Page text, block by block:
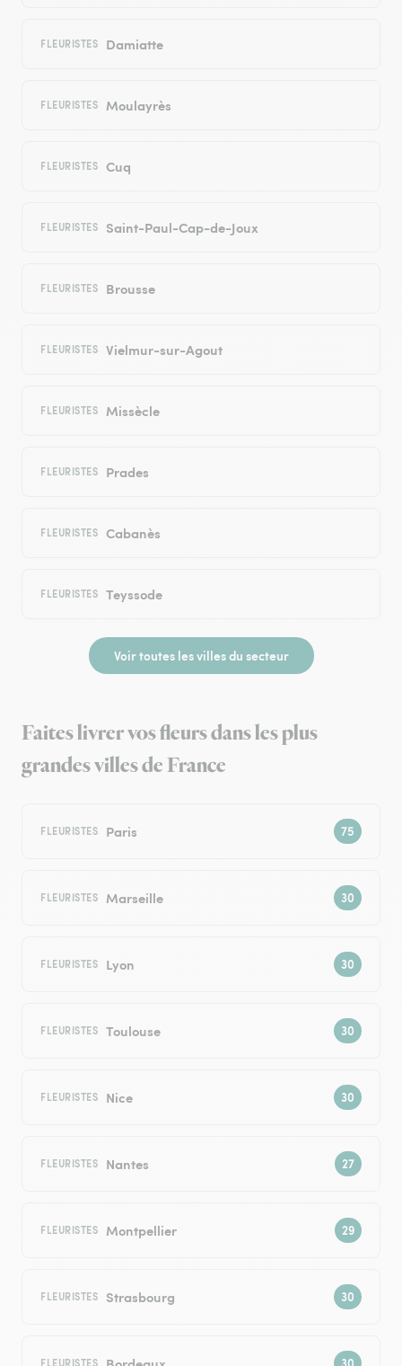
FLEURISTES Damiatte
FLEURISTES Moulayrès
FLEURISTES Cuq
FLEURISTES Saint-Paul-Cap-de-Joux
FLEURISTES Brousse
FLEURISTES Vielmur-sur-Agout
FLEURISTES Missècle
FLEURISTES Prades
FLEURISTES Cabanès
FLEURISTES Teyssode
Voir toutes les villes du secteur
Faites livrer vos fleurs dans les plus
grandes villes de France
FLEURISTES Paris
FLEURISTES Marseille
FLEURISTES Lyon
FLEURISTES Toulouse
FLEURISTES Nice
FLEURISTES Nantes
FLEURISTES Montpellier
FLEURISTES Strasbourg
FLEURISTES